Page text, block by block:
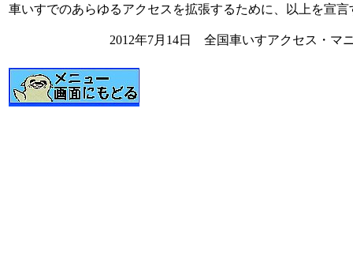
車いすでのあらゆるアクセスを拡張するために、以上を宣言
2012年7月14日 全国車いすアクセス・マニア